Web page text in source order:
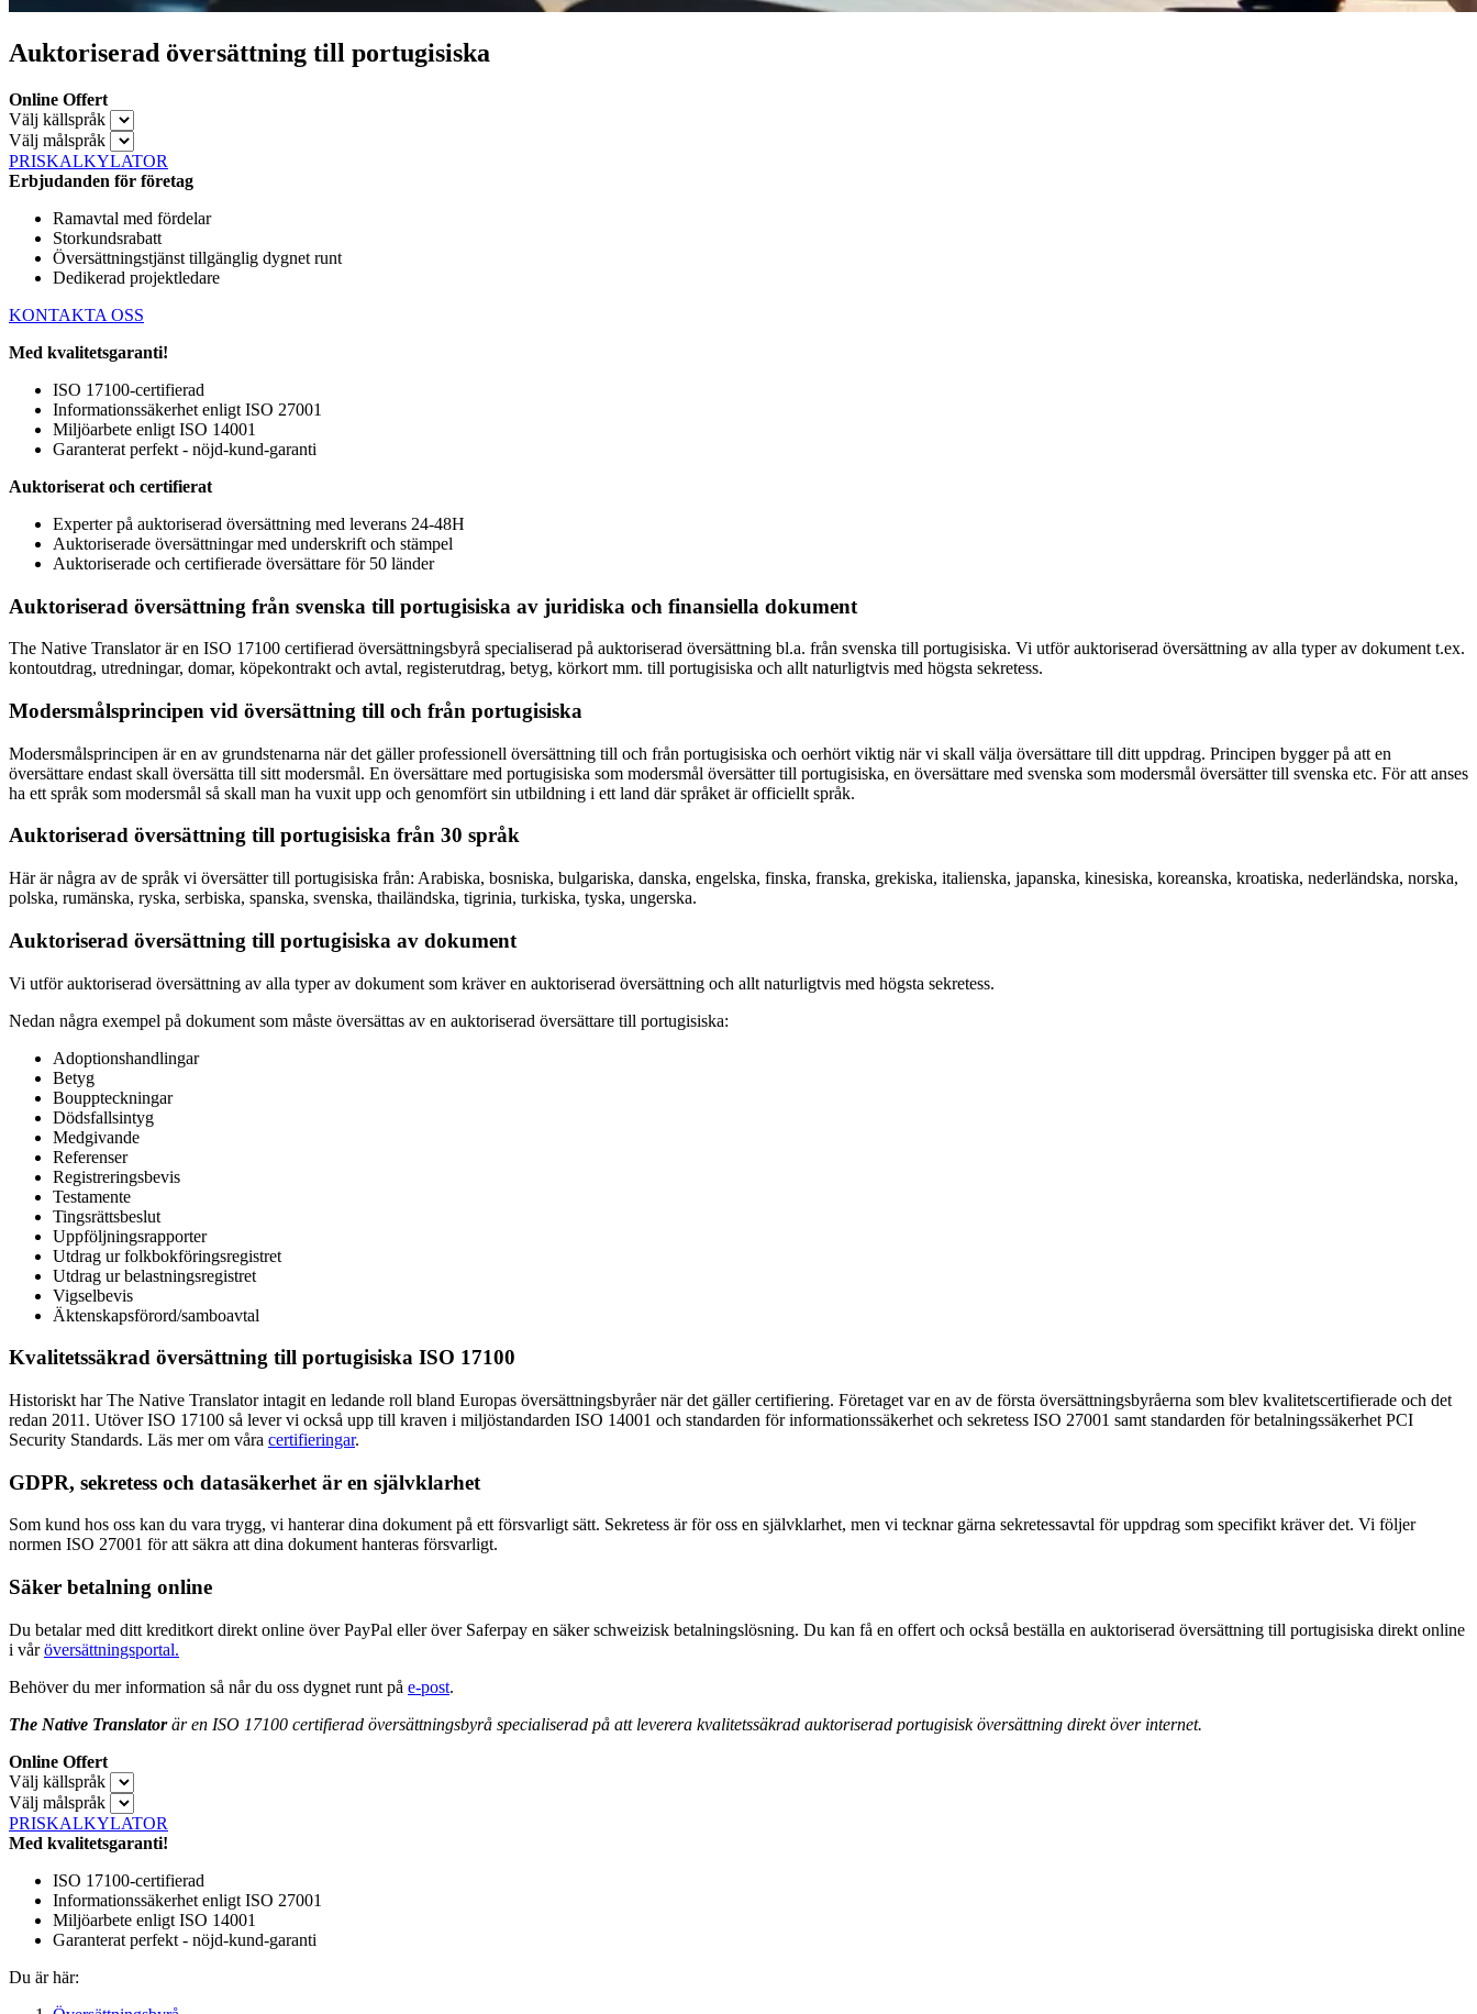
Auktoriserad översättning till portugisiska
Online Offert
Välj källspråk
Välj målspråk
PRISKALKYLATOR
Erbjudanden för företag
Ramavtal med fördelar
Storkundsrabatt
Översättningstjänst tillgänglig dygnet runt
Dedikerad projektledare
KONTAKTA OSS
Med kvalitetsgaranti!
ISO 17100-certifierad
Informationssäkerhet enligt ISO 27001
Miljöarbete enligt ISO 14001
Garanterat perfekt - nöjd-kund-garanti
Auktoriserat och certifierat
Experter på auktoriserad översättning med leverans 24-48H
Auktoriserade översättningar med underskrift och stämpel
Auktoriserade och certifierade översättare för 50 länder
Auktoriserad översättning från svenska till portugisiska av juridiska och finansiella dokument
The Native Translator är en ISO 17100 certifierad översättningsbyrå specialiserad på auktoriserad översättning bl.a. från svenska till portugisiska. Vi utför auktoriserad översättning av alla typer av dokument t.ex.
kontoutdrag, utredningar, domar, köpekontrakt och avtal, registerutdrag, betyg, körkort mm. till portugisiska och allt naturligtvis med högsta sekretess.
Modersmålsprincipen vid översättning till och från portugisiska
Modersmålsprincipen är en av grundstenarna när det gäller professionell översättning till och från portugisiska och oerhört viktig när vi skall välja översättare till ditt uppdrag. Principen bygger på att en
översättare endast skall översätta till sitt modersmål. En översättare med portugisiska som modersmål översätter till portugisiska, en översättare med svenska som modersmål översätter till svenska etc. För att anses
ha ett språk som modersmål så skall man ha vuxit upp och genomfört sin utbildning i ett land där språket är officiellt språk.
Auktoriserad översättning till portugisiska från 30 språk
Här är några av de språk vi översätter till portugisiska från: Arabiska, bosniska, bulgariska, danska, engelska, finska, franska, grekiska, italienska, japanska, kinesiska, koreanska, kroatiska, nederländska, norska,
polska, rumänska, ryska, serbiska, spanska, svenska, thailändska, tigrinia, turkiska, tyska, ungerska.
Auktoriserad översättning till portugisiska av dokument
Vi utför auktoriserad översättning av alla typer av dokument som kräver en auktoriserad översättning och allt naturligtvis med högsta sekretess.
Nedan några exempel på dokument som måste översättas av en auktoriserad översättare till portugisiska:
Adoptionshandlingar
Betyg
Bouppteckningar
Dödsfallsintyg
Medgivande
Referenser
Registreringsbevis
Testamente
Tingsrättsbeslut
Uppföljningsrapporter
Utdrag ur folkbokföringsregistret
Utdrag ur belastningsregistret
Vigselbevis
Äktenskapsförord/samboavtal
Kvalitetssäkrad översättning till portugisiska ISO 17100
Historiskt har The Native Translator intagit en ledande roll bland Europas översättningsbyråer när det gäller certifiering. Företaget var en av de första översättningsbyråerna som blev kvalitetscertifierade och det
redan 2011. Utöver ISO 17100 så lever vi också upp till kraven i miljöstandarden ISO 14001 och standarden för informationssäkerhet och sekretess ISO 27001 samt standarden för betalningssäkerhet PCI
Security Standards. Läs mer om våra certifieringar.
GDPR, sekretess och datasäkerhet är en självklarhet
Som kund hos oss kan du vara trygg, vi hanterar dina dokument på ett försvarligt sätt. Sekretess är för oss en självklarhet, men vi tecknar gärna sekretessavtal för uppdrag som specifikt kräver det. Vi följer
normen ISO 27001 för att säkra att dina dokument hanteras försvarligt.
Säker betalning online
Du betalar med ditt kreditkort direkt online över PayPal eller över Saferpay en säker schweizisk betalningslösning. Du kan få en offert och också beställa en auktoriserad översättning till portugisiska direkt online
i våröversättningsportal.
Behöver du mer information så når du oss dygnet runt på e-post.
The Native Translatorär en ISO 17100 certifierad översättningsbyrå specialiserad på att leverera kvalitetssäkrad auktoriserad portugisisk översättning direkt över internet.
Online Offert
Välj källspråk
Välj målspråk
PRISKALKYLATOR
Med kvalitetsgaranti!
ISO 17100-certifierad
Informationssäkerhet enligt ISO 27001
Miljöarbete enligt ISO 14001
Garanterat perfekt - nöjd-kund-garanti
Du är här: